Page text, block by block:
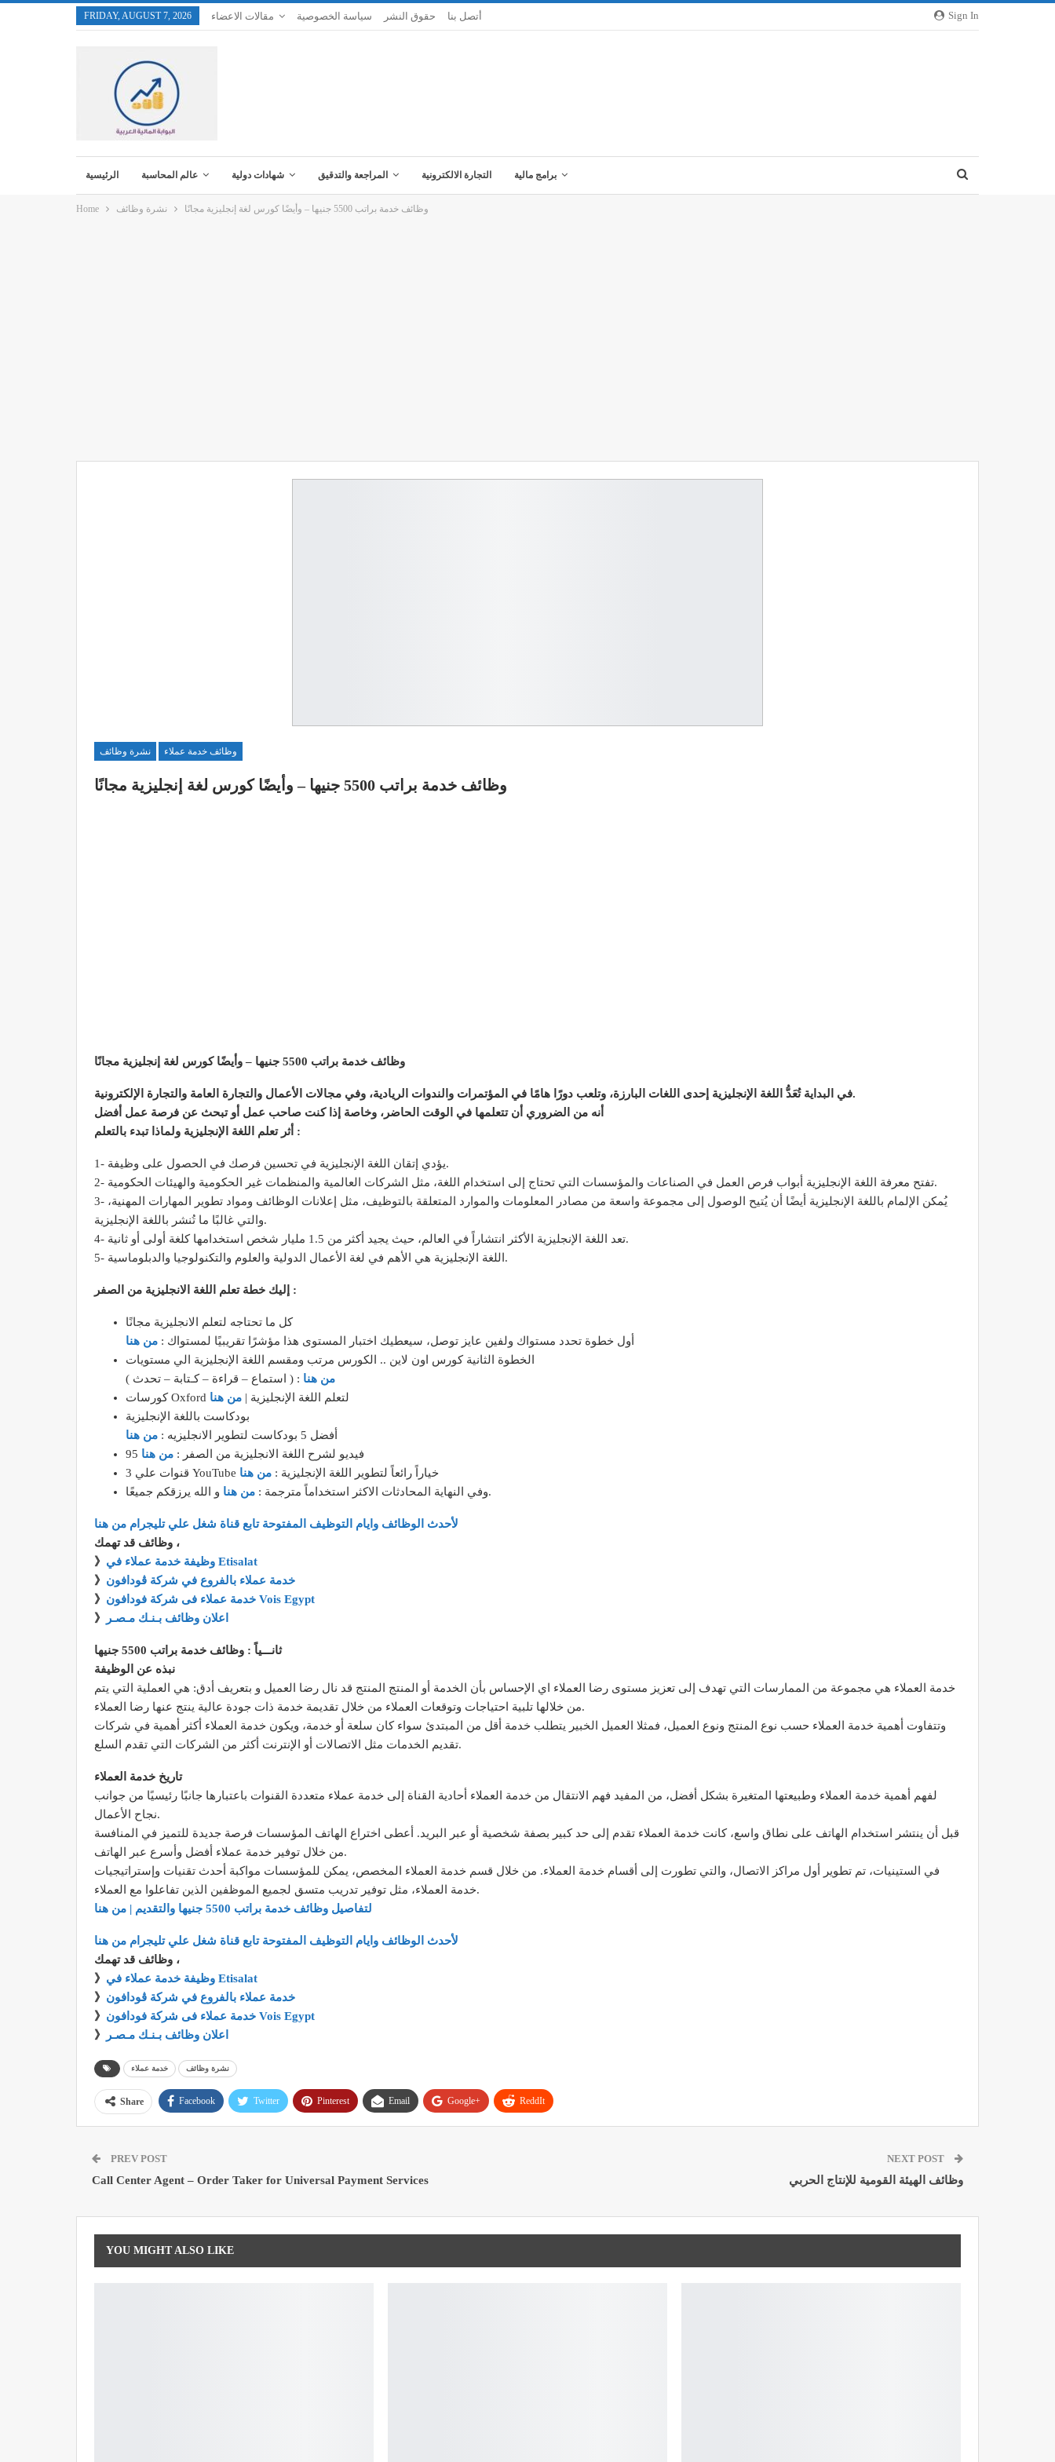
Sign In
FRIDAY, AUGUST 7, 2026 مقالات الاعضاء سياسة الخصوصية حقوق النشر أتصل بنا
الرئيسية عالم المحاسبة شهادات دولية المراجعة والتدقيق التجارة الالكترونية برامج مالية
Home نشرة وظائف وظائف خدمة براتب 5500 جنيها – وأيضًا كورس لغة إنجليزية مجانًا
نشرة وظائف وظائف خدمة عملاء
وظائف خدمة براتب 5500 جنيها – وأيضًا كورس لغة إنجليزية مجانًا
وظائف خدمة براتب 5500 جنيها – وأيضًا كورس لغة إنجليزية مجانًا
في البداية تُعَدُّ اللغة الإنجليزية إحدى اللغات البارزة، وتلعب دورًا هامًا في المؤتمرات والندوات الريادية، وفي مجالات الأعمال والتجارة العامة والتجارة الإلكترونية.
أنه من الضروري أن تتعلمها في الوقت الحاضر، وخاصة إذا كنت صاحب عمل أو تبحث عن فرصة عمل أفضل
أثر تعلم اللغة الإنجليزية ولماذا تبدء بالتعلم :
1- يؤدي إتقان اللغة الإنجليزية في تحسين فرصك في الحصول على وظيفة.
2- تفتح معرفة اللغة الإنجليزية أبواب فرص العمل في الصناعات والمؤسسات التي تحتاج إلى استخدام اللغة، مثل الشركات العالمية والمنظمات غير الحكومية والهيئات الحكومية.
3- يُمكن الإلمام باللغة الإنجليزية أيضًا أن يُتيح الوصول إلى مجموعة واسعة من مصادر المعلومات والموارد المتعلقة بالتوظيف، مثل إعلانات الوظائف ومواد تطوير المهارات المهنية،
والتي غالبًا ما تُنشر باللغة الإنجليزية.
4- تعد اللغة الإنجليزية الأكثر انتشاراً في العالم، حيث يجيد أكثر من 1.5 مليار شخص استخدامها كلغة أولى أو ثانية.
5- اللغة الإنجليزية هي الأهم في لغة الأعمال الدولية والعلوم والتكنولوجيا والدبلوماسية.
إليك خطة تعلم اللغة الانجليزية من الصفر :
كل ما تحتاجه لتعلم الانجليزية مجانًا
أول خطوة تحدد مستواك ولفين عايز توصل، سيعطيك اختبار المستوى هذا مؤشرًا تقريبيًا لمستواك : من هنا
الخطوة الثانية كورس اون لاين .. الكورس مرتب ومقسم اللغة الإنجليزية الي مستويات
( استماع – قراءة – كـتابة – تحدث ) : من هنا
كورسات Oxford لتعلم اللغة الإنجليزية | من هنا
بودكاست باللغة الإنجليزية
أفضل 5 بودكاست لتطوير الانجليزيه :
من هنا
95 فيديو لشرح اللغة الانجليزية من الصفر : من هنا
3 قنوات علي YouTube خياراً رائعاً لتطوير اللغة الإنجليزية : من هنا
وفي النهاية المحادثات الاكثر استخداماً مترجمة : من هنا و الله يرزقكم جميعًا.
لأحدث الوظائف وايام التوظيف المفتوحة تابع قناة شغل علي تليجرام من هنا
وظائف قد تهمك ،
》
وظيفة خدمة عملاء في Etisalat
》 خدمة عملاء بالفروع في شركة ڤودافون
》
خدمة عملاء فى شركة فودافون Vois Egypt
》
اعلان وظائف بـنـك مـصـر
ثانـــياً : وظائف خدمة براتب 5500 جنيها
نبذه عن الوظيفة
خدمة العملاء هي مجموعة من الممارسات التي تهدف إلى تعزيز مستوى رضا العملاء اي الإحساس بأن الخدمة أو المنتج المنتج قد نال رضا العميل و بتعريف أدق: هي العملية التي يتم
من خلالها تلبية احتياجات وتوقعات العملاء من خلال تقديمة خدمة ذات جودة عالية ينتج عنها رضا العملاء.
وتتفاوت أهمية خدمة العملاء حسب نوع المنتج ونوع العميل، فمثلا العميل الخبير يتطلب خدمة أقل من المبتدئ سواء كان سلعة أو خدمة، ويكون خدمة العملاء أكثر أهمية في شركات
تقديم الخدمات مثل الاتصالات أو الإنترنت أكثر من الشركات التي تقدم السلع.
تاريخ خدمة العملاء
لفهم أهمية خدمة العملاء وطبيعتها المتغيرة بشكل أفضل، من المفيد فهم الانتقال من خدمة العملاء أحادية القناة إلى خدمة عملاء متعددة القنوات باعتبارها جانبًا رئيسيًا من جوانب
نجاح الأعمال.
قبل أن ينتشر استخدام الهاتف على نطاق واسع، كانت خدمة العملاء تقدم إلى حد كبير بصفة شخصية أو عبر البريد. أعطى اختراع الهاتف المؤسسات فرصة جديدة للتميز في المنافسة
من خلال توفير خدمة عملاء أفضل وأسرع عبر الهاتف.
في الستينيات، تم تطوير أول مراكز الاتصال، والتي تطورت إلى أقسام خدمة العملاء. من خلال قسم خدمة العملاء المخصص، يمكن للمؤسسات مواكبة أحدث تقنيات وإستراتيجيات
خدمة العملاء، مثل توفير تدريب متسق لجميع الموظفين الذين تفاعلوا مع العملاء.
لتفاصيل وظائف خدمة براتب 5500 جنيها والتقديم | من هنا
لأحدث الوظائف وايام التوظيف المفتوحة تابع قناة شغل علي تليجرام من هنا
وظائف قد تهمك ،
》
وظيفة خدمة عملاء في Etisalat
》 خدمة عملاء بالفروع في شركة ڤودافون
》
خدمة عملاء فى شركة فودافون Vois Egypt
》
اعلان وظائف بـنـك مـصـر
خدمة عملاء نشرة وظائف
Share Facebook Twitter Pinterest Email Google+ ReddIt
PREV POST
Call Center Agent – Order Taker for Universal Payment Services
NEXT POST
وظائف الهيئة القومية للإنتاج الحربي
YOU MIGHT ALSO LIKE